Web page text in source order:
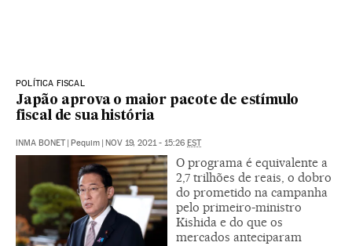
POLÍTICA FISCAL
Japão aprova o maior pacote de estímulo
fiscal de sua história
INMA BONET Pequim NOV 19, 2021 - 15:26 EST
O programa é equivalente a
2,7 trilhões de reais, o dobro
do prometido na campanha
pelo primeiro-ministro
Kishida e do que os
mercados anteciparam